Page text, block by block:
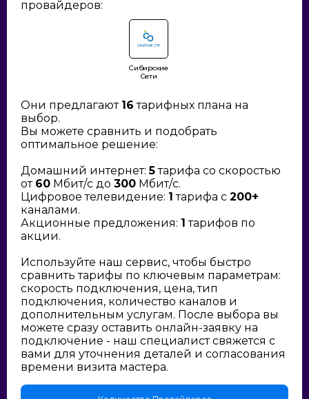
провайдеров:
Сибирские
Сети
Они предлагают 16 тарифных плана на
выбор.
Вы можете сравнить и подобрать
оптимальное решение:
Домашний интернет:5тарифа со скоростью
от 60 Мбит/с до 300 Мбит/с.
Цифровое телевидение: 1 тарифа с 200+
каналами.
Акционные предложения: 1 тарифов по
акции.
Используйте наш сервис, чтобы быстро
сравнить тарифы по ключевым параметрам:
скорость подключения, цена, тип
подключения, количество каналов и
дополнительным услугам. После выбора вы
можете сразу оставить онлайн-заявку на
подключение - наш специалист свяжется с
вами для уточнения деталей и согласования
времени визита мастера.